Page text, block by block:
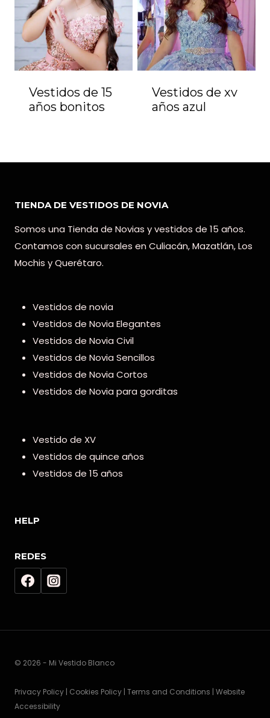
Vestidos de 15
años bonitos
Vestidos de xv
años azul
TIENDA DE VESTIDOS DE NOVIA
Somos una Tienda de Novias y vestidos de 15 años.
Contamos con sucursales en Culiacán, Mazatlán, Los
Mochis y Querétaro.
Vestidos de novia
Vestidos de Novia Elegantes
Vestidos de Novia Civil
Vestidos de Novia Sencillos
Vestidos de Novia Cortos
Vestidos de Novia para gorditas
Vestido de XV
Vestidos de quince años
Vestidos de 15 años
HELP
REDES
© 2026 - Mi Vestido Blanco
Privacy Policy | Cookies Policy | Terms and Conditions | Website
Accessibility